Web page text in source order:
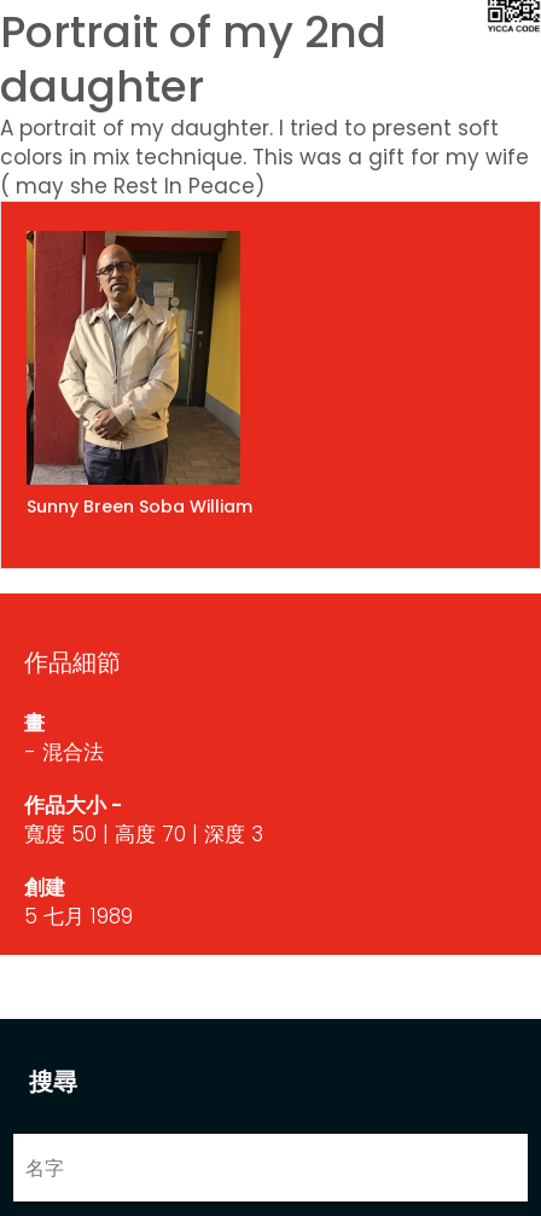
搜尋
Portrait of my 2nd
daughter
A portrait of my daughter. I tried to present soft
colors in mix technique. This was a gift for my wife
( may she Rest In Peace)
Sunny Breen Soba William
作品細節
畫
- 混合法
作品大小 -
寬度 50 | 高度 70 | 深度 3
創建
5 七月 1989